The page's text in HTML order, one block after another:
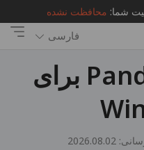
محافظت نشده
فارسی
دانلود PandaVPN برای
2026.08.02